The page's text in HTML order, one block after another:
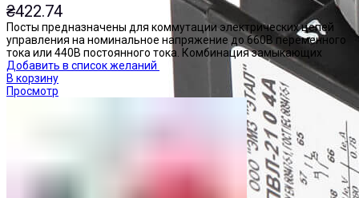
₴422.74
Посты предназначены для коммутации электрических цепей
управления на номинальное напряжение до 660В переменного
тока или 440В постоянного тока. Комбинация замыкающих
Добавить в список желаний
В корзину
Просмотр